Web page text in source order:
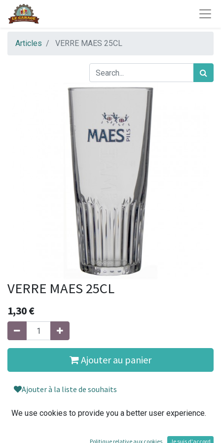
Articles VERRE MAES 25CL
VERRE MAES 25CL
1,30€
Ajouter au panier
Ajouter à la liste de souhaits
Conditions générales
We use cookies to provide you a better user experience.
Politique relative aux cookies Je suis d'accord